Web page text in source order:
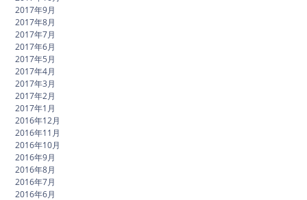
2017年9月
2017年8月
2017年7月
2017年6月
2017年5月
2017年4月
2017年3月
2017年2月
2017年1月
2016年12月
2016年11月
2016年10月
2016年9月
2016年8月
2016年7月
2016年6月